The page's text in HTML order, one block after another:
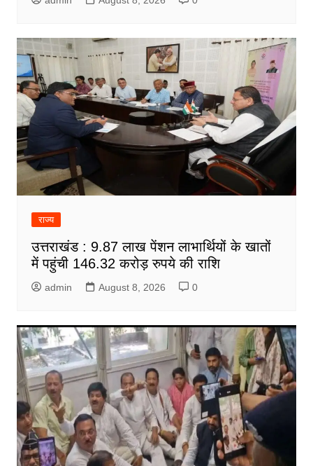
राज्य
उत्तराखंड : 9.87 लाख पेंशन लाभार्थियों के खातों
में पहुंची 146.32 करोड़ रुपये की राशि
admin August 8, 2026 0